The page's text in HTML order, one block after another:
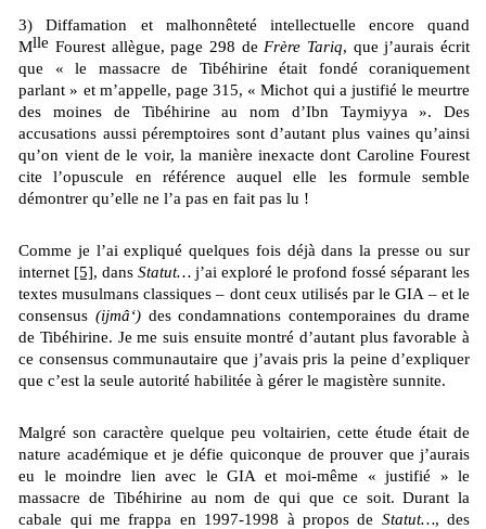
3) Diffamation et malhonnêteté intellectuelle encore quand
Mlle Fourest allègue, page 298 de Frère Tariq, que j’aurais écrit
que « le massacre de Tibéhirine était fondé coraniquement
parlant » et m’appelle, page 315, « Michot qui a justifié le meurtre
des moines de Tibéhirine au nom d’Ibn Taymiyya ». Des
accusations aussi péremptoires sont d’autant plus vaines qu’ainsi
qu’on vient de le voir, la manière inexacte dont Caroline Fourest
cite l’opuscule en référence auquel elle les formule semble
démontrer qu’elle ne l’a pas en fait pas lu !
Comme je l’ai expliqué quelques fois déjà dans la presse ou sur
internet [5], dansStatut… j’ai exploré le profond fossé séparant les
textes musulmans classiques – dont ceux utilisés par le GIA – et le
consensus (ijmâ‘)des condamnations contempo­raines du drame
de Tibéhirine. Je me suis ensuite montré d’autant plus favo­rable à
ce consensus communautaire que j’avais pris la peine d’expliquer
que c’est la seule autorité habilitée à gérer le magis­tère sunnite.
Malgré son caractère quelque peu voltairien, cette étude était de
nature académique et je défie quiconque de prouver que j’aurais
eu le moindre lien avec le GIA et moi-même « justifié » le
massacre de Tibéhirine au nom de qui que ce soit. Durant la
cabale qui me frappa en 1997-1998 à propos de Statut…, des